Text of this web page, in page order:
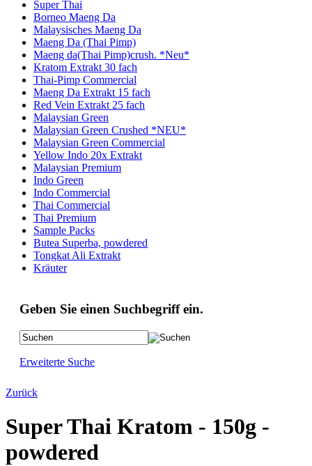
Super Thai
Borneo Maeng Da
Malaysisches Maeng Da
Maeng Da (Thai Pimp)
Maeng da(Thai Pimp)crush. *Neu*
Kratom Extrakt 30 fach
Thai-Pimp Commercial
Maeng Da Extrakt 15 fach
Red Vein Extrakt 25 fach
Malaysian Green
Malaysian Green Crushed *NEU*
Malaysian Green Commercial
Yellow Indo 20x Extrakt
Malaysian Premium
Indo Green
Indo Commercial
Thai Commercial
Thai Premium
Sample Packs
Butea Superba, powdered
Tongkat Ali Extrakt
Kräuter
Geben Sie einen Suchbegriff ein.
Erweiterte Suche
Zurück
Super Thai Kratom - 150g -
powdered